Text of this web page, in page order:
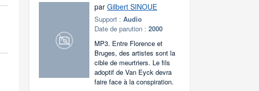
parGilbert SINOUE
Support :Audio
Date de parution :2000
MP3. Entre Florence et
Bruges, des artistes sont la
cible de meurtriers. Le fils
adoptif de Van Eyck devra
faire face à la conspiration.